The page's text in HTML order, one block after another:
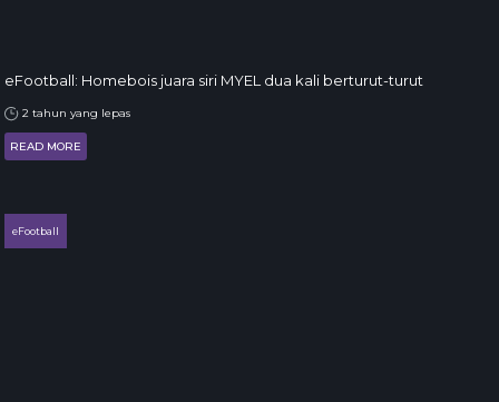
eFootball: Homebois juara siri MYEL dua kali berturut-turut
2 tahun yang lepas
READ MORE
eFootball